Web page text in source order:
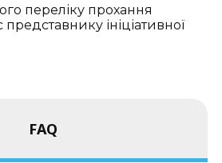
переліку прохання
ініціативної
FAQ